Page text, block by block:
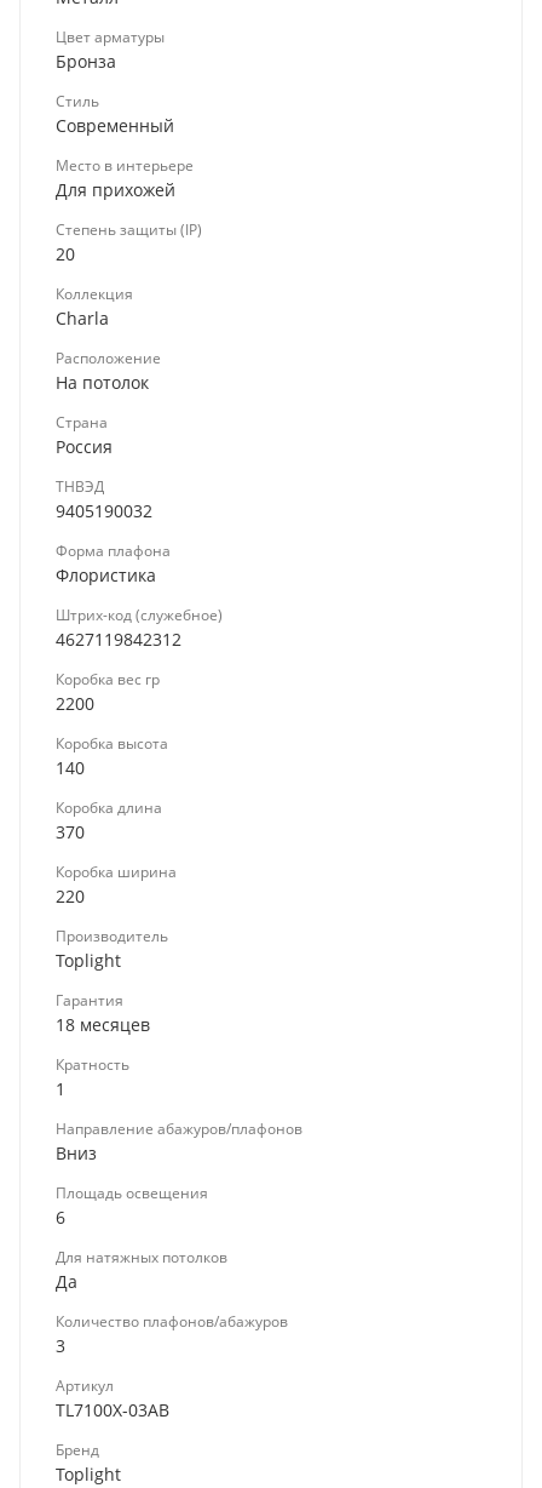
Цвет арматуры
Бронза
Стиль
Современный
Место в интерьере
Для прихожей
Степень защиты (IP)
20
Коллекция
Charla
Расположение
На потолок
Страна
Россия
ТНВЭД
9405190032
Форма плафона
Флористика
Штрих-код (служебное)
4627119842312
Коробка вес гр
2200
Коробка высота
140
Коробка длина
370
Коробка ширина
220
Производитель
Toplight
Гарантия
18 месяцев
Кратность
1
Направление абажуров/плафонов
Вниз
Площадь освещения
6
Для натяжных потолков
Да
Количество плафонов/абажуров
3
Артикул
TL7100X-03AB
Бренд
Toplight